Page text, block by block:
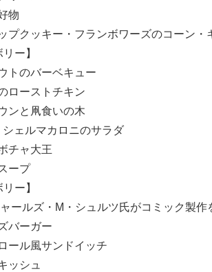
物
プクッキー・フランボワーズのコーン・
ー】
トのバーベキュー
ローストチキン
ンと凧食いの木
ェルマカロニのサラダ
チャ大王
ープ
ー】
ールズ・M・シュルツ氏がコミック製
バーガー
ール風サンドイッチ
ッシュ